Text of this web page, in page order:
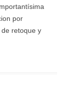
por
retoque y